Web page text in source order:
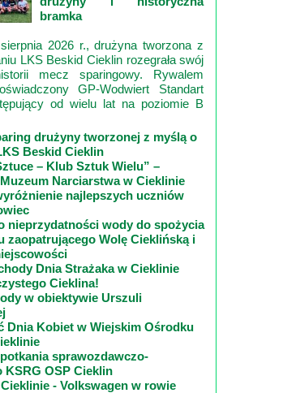
bramka
2026 r., drużyna tworzona z
LKS Beskid Cieklin rozegrała swój
mecz sparingowy. Rywalem
GP‑Wodwiert Standart
od wielu lat na poziomie B
drużyny tworzonej z myślą o
Beskid Cieklin
– Klub Sztuk Wielu” –
Narciarstwa w Cieklinie
najlepszych uczniów
nieprzydatności wody do spożycia
zaopatrującego Wolę Cieklińską i
Dnia Strażaka w Cieklinie
Cieklina!
w obiektywie Urszuli
Dnia Kobiet w Wiejskim Ośrodku
sprawozdawczo-
KSRG OSP Cieklin
- Volkswagen w rowie